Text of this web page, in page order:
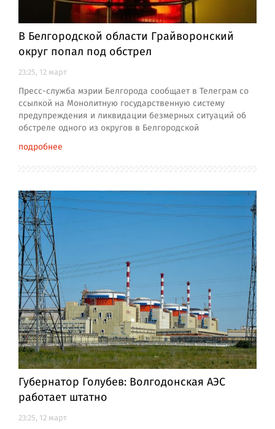
В Белгородской области Грайворонский
округ попал под обстрел
23:25, 12 март
Пресс-служба мэрии Белгорода сообщает в Телеграм со
ссылкой на Монолитную государственную систему
предупреждения и ликвидации безмерных ситуаций об
обстреле одного из округов в Белгородской
подробнее
Губернатор Голубев: Волгодонская АЭС
работает штатно
23:25, 12 март